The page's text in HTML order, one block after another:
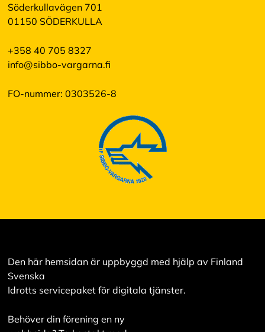
Söderkullavägen 701
01150 SÖDERKULLA
+358 40 705 8327
info@sibbo-vargarna.fi
FO-nummer: 0303526-8
Den här hemsidan är uppbyggd med hjälp av Finland
Svenska
Idrotts servicepaket för digitala tjänster.
Behöver din förening en ny